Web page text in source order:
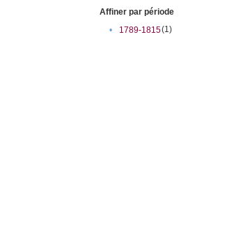
Affiner par période
•
1789-1815(1)